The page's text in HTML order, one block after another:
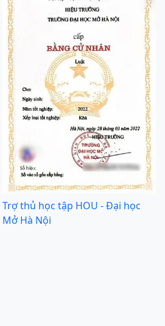
Trợ thủ học tập HOU - Đại học
Mở Hà Nội